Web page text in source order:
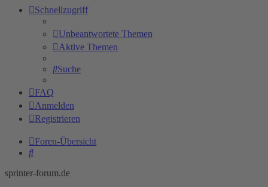
Schnellzugriff
Unbeantwortete Themen
Aktive Themen
Suche
FAQ
Anmelden
Registrieren
Foren-Übersicht
Suche
sprinter-forum.de